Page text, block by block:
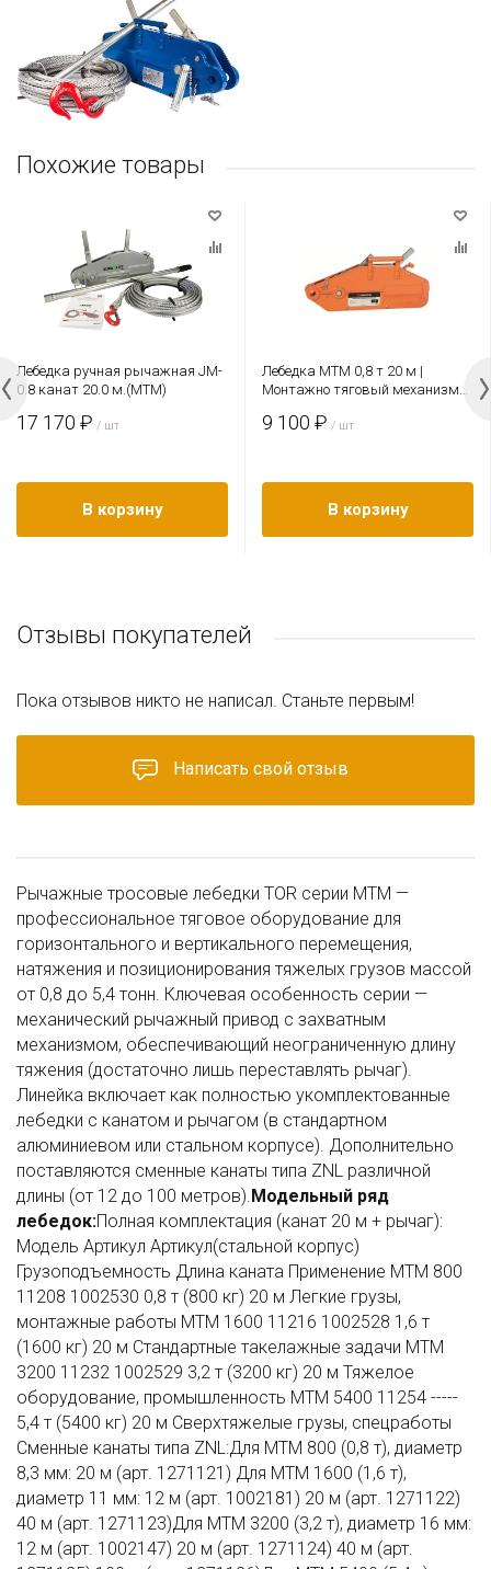
Похожие товары
Лебедка ручная рычажная JM-
0.8 канат 20.0 м.(MTM)
17 170 ₽ / шт
В корзину
Лебедка МТМ 0,8 т 20 м |
Монтажно тяговый механизм
9 100 ₽ / шт
В корзину
Отзывы покупателей
Написать свой отзыв
Пока отзывов никто не написал. Станьте первым!
Рычажные тросовые лебедки TOR серии МТМ —
профессиональное тяговое оборудование для
горизонтального и вертикального перемещения,
натяжения и позиционирования тяжелых грузов массой
от 0,8 до 5,4 тонн. Ключевая особенность серии —
механический рычажный привод с захватным
механизмом, обеспечивающий неограниченную длину
тяжения (достаточно лишь переставлять рычаг).
Линейка включает как полностью укомплектованные
лебедки с канатом и рычагом (в стандартном
алюминиевом или стальном корпусе). Дополнительно
поставляются сменные канаты типа ZNL различной
длины (от 12 до 100 метров). Модельный ряд
лебедок:Полная комплектация (канат 20 м + рычаг):
Модель Артикул Артикул(стальной корпус)
Грузоподъемность Длина каната Применение МТМ 800
11208 1002530 0,8 т (800 кг) 20 м Легкие грузы,
монтажные работы МТМ 1600 11216 1002528 1,6 т
(1600 кг) 20 м Стандартные такелажные задачи МТМ
3200 11232 1002529 3,2 т (3200 кг) 20 м Тяжелое
оборудование, промышленность МТМ 5400 11254 -----
5,4 т (5400 кг) 20 м Сверхтяжелые грузы, спецработы
Сменные канаты типа ZNL:Для МТМ 800 (0,8 т), диаметр
8,3 мм: 20 м (арт. 1271121) Для МТМ 1600 (1,6 т),
диаметр 11 мм: 12 м (арт. 1002181) 20 м (арт. 1271122)
40 м (арт. 1271123)Для МТМ 3200 (3,2 т), диаметр 16 мм:
12 м (арт. 1002147) 20 м (арт. 1271124) 40 м (арт.